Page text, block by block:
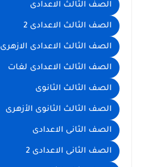
الصف الثالث الاعدادى
الصف الثالث الاعدادى 2
الصف الثالث الاعدادى الازهرى
الصف الثالث الاعدادى لغات
الصف الثالث الثانوى
الصف الثالث الثانوى الأزهرى
الصف الثانى الاعدادى
الصف الثانى الاعدادى 2